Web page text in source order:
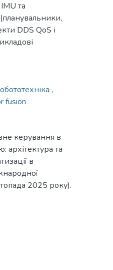
та
DDS QoS і
,
fusion
керування в
архітектура та
в
2025 року).